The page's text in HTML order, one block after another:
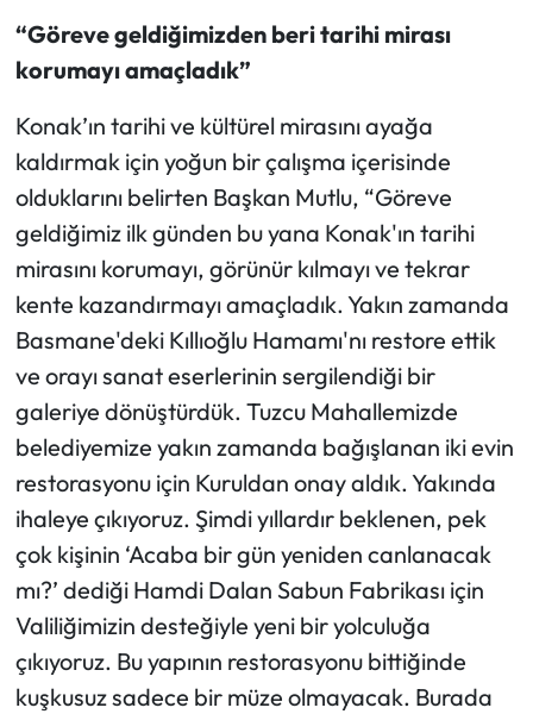
“Göreve geldiğimizden beri tarihi mirası
korumayı amaçladık”
Konak’ın tarihi ve kültürel mirasını ayağa
kaldırmak için yoğun bir çalışma içerisinde
olduklarını belirten Başkan Mutlu, “Göreve
geldiğimiz ilk günden bu yana Konak'ın tarihi
mirasını korumayı, görünür kılmayı ve tekrar
kente kazandırmayı amaçladık. Yakın zamanda
Basmane'deki Kıllıoğlu Hamamı'nı restore ettik
ve orayı sanat eserlerinin sergilendiği bir
galeriye dönüştürdük. Tuzcu Mahallemizde
belediyemize yakın zamanda bağışlanan iki evin
restorasyonu için Kuruldan onay aldık. Yakında
ihaleye çıkıyoruz. Şimdi yıllardır beklenen, pek
çok kişinin ‘Acaba bir gün yeniden canlanacak
mı?’ dediği Hamdi Dalan Sabun Fabrikası için
Valiliğimizin desteğiyle yeni bir yolculuğa
çıkıyoruz. Bu yapının restorasyonu bittiğinde
kuşkusuz sadece bir müze olmayacak. Burada